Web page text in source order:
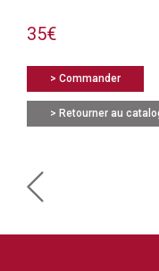
35€
> Commander
> Retourner au